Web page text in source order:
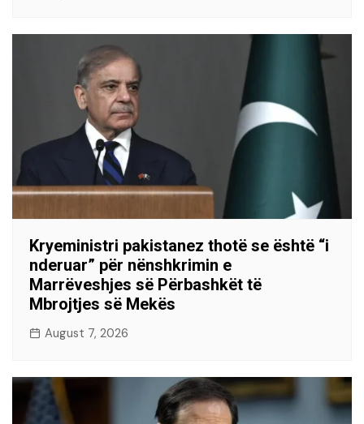
Kryeministri pakistanez thotë se është “i
nderuar” për nënshkrimin e
Marrëveshjes së Përbashkët të
Mbrojtjes së Mekës
August 7, 2026